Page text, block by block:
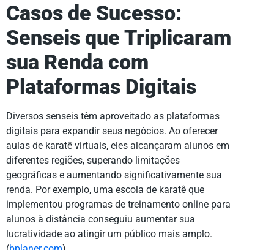
Casos de Sucesso:
Senseis que Triplicaram
sua Renda com
Plataformas Digitais
Diversos senseis têm aproveitado as plataformas
digitais para expandir seus negócios. Ao oferecer
aulas de karatê virtuais, eles alcançaram alunos em
diferentes regiões, superando limitações
geográficas e aumentando significativamente sua
renda. Por exemplo, uma escola de karatê que
implementou programas de treinamento online para
alunos à distância conseguiu aumentar sua
lucratividade ao atingir um público mais amplo.